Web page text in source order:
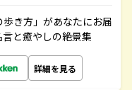
き方」があなたにお届
と癒やしの絶景集
詳細を見る